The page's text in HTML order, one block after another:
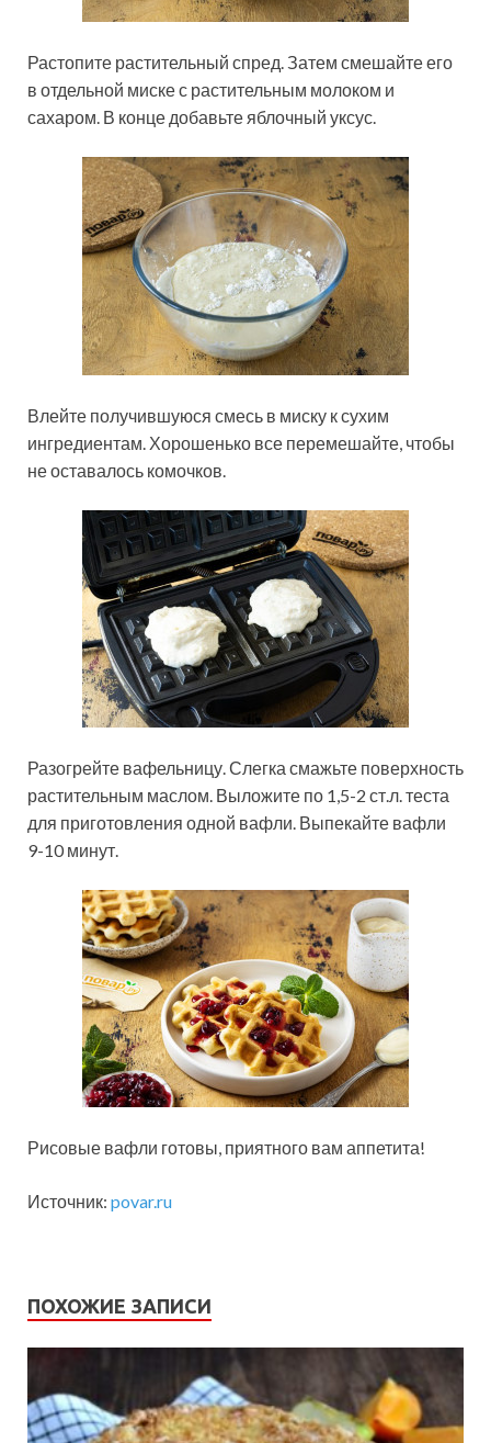
Растопите растительный спред. Затем смешайте его
в отдельной миске с растительным молоком и
сахаром. В конце добавьте яблочный уксус.
Влейте получившуюся смесь в миску к сухим
ингредиентам. Хорошенько все перемешайте, чтобы
не оставалось комочков.
Разогрейте вафельницу. Слегка смажьте поверхность
растительным маслом. Выложите по 1,5-2 ст.л. теста
для приготовления одной вафли. Выпекайте вафли
9-10 минут.
Рисовые вафли готовы, приятного вам аппетита!
Источник: povar.ru
ПОХОЖИЕ ЗАПИСИ